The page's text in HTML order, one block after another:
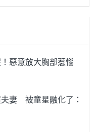
惡意放大胸部惹惱
妻 被童星融化了：